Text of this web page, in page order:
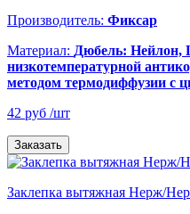
Производитель: Фиксар
Материал: Дюбель: Нейлон,
низкотемпературной
методом термодиффузии с
42 руб /шт
Заказать
Заклепка вытяжная Нерж/